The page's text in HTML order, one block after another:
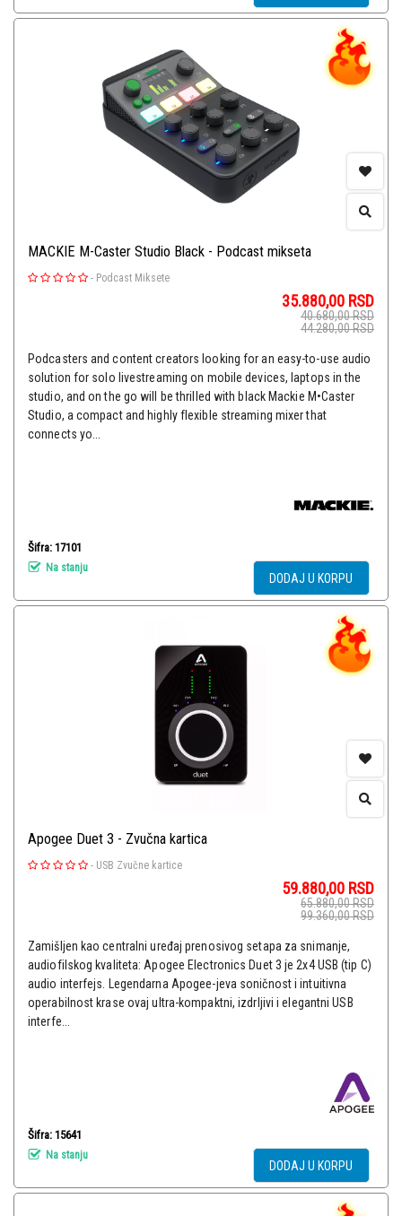
MACKIE M-Caster Studio Black - Podcast mikseta
- Podcast Miksete
35.880,00 RSD
40.680,00RSD
44.280,00RSD
Podcasters and content creators looking for an easy-to-use audio
solution for solo livestreaming on mobile devices, laptops in the
studio, and on the go will be thrilled with black Mackie M•Caster
Studio, a compact and highly flexible streaming mixer that
connects yo...
Šifra: 17101
Na stanju
DODAJ U KORPU
Apogee Duet 3 - Zvučna kartica
- USB Zvučne kartice
59.880,00 RSD
65.880,00RSD
99.360,00RSD
Zamišljen kao centralni uređaj prenosivog setapa za snimanje,
audiofilskog kvaliteta: Apogee Electronics Duet 3 je 2x4 USB (tip C)
audio interfejs. Legendarna Apogee-jeva soničnost i intuitivna
operabilnost krase ovaj ultra-kompaktni, izdrljivi i elegantni USB
interfe...
Šifra: 15641
Na stanju
DODAJ U KORPU